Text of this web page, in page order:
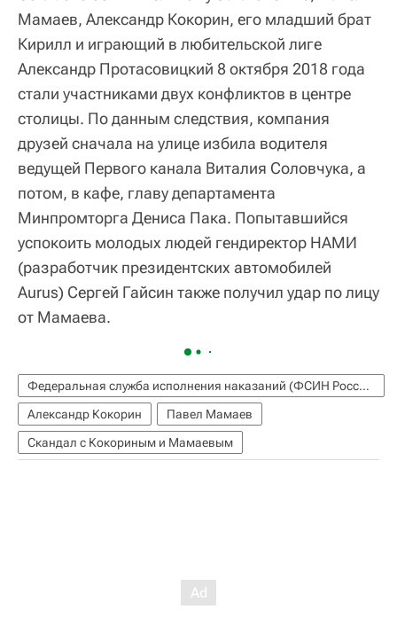
Мамаев, Александр Кокорин, его младший брат
Кирилл и играющий в любительской лиге
Александр Протасовицкий 8 октября 2018 года
стали участниками двух конфликтов в центре
столицы. По данным следствия, компания
друзей сначала на улице избила водителя
ведущей Первого канала Виталия Соловчука, а
потом, в кафе, главу департамента
Минпромторга Дениса Пака. Попытавшийся
успокоить молодых людей гендиректор НАМИ
(разработчик президентских автомобилей
Aurus) Сергей Гайсин также получил удар по лицу
от Мамаева.
Федеральная служба исполнения наказаний (ФСИН России)
Александр Кокорин
Павел Мамаев
Скандал с Кокориным и Мамаевым